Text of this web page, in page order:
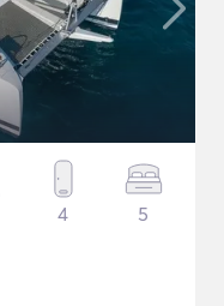
4 5